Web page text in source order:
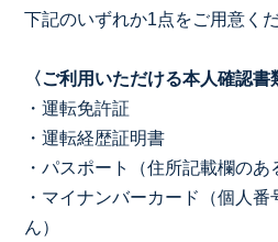
下記のいずれか1点をご用意くだ
〈ご利用いただける本人確認書
・運転免許証
・運転経歴証明書
・パスポート（住所記載欄のあ
・マイナンバーカード（個人
ん）